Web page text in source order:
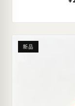
新品